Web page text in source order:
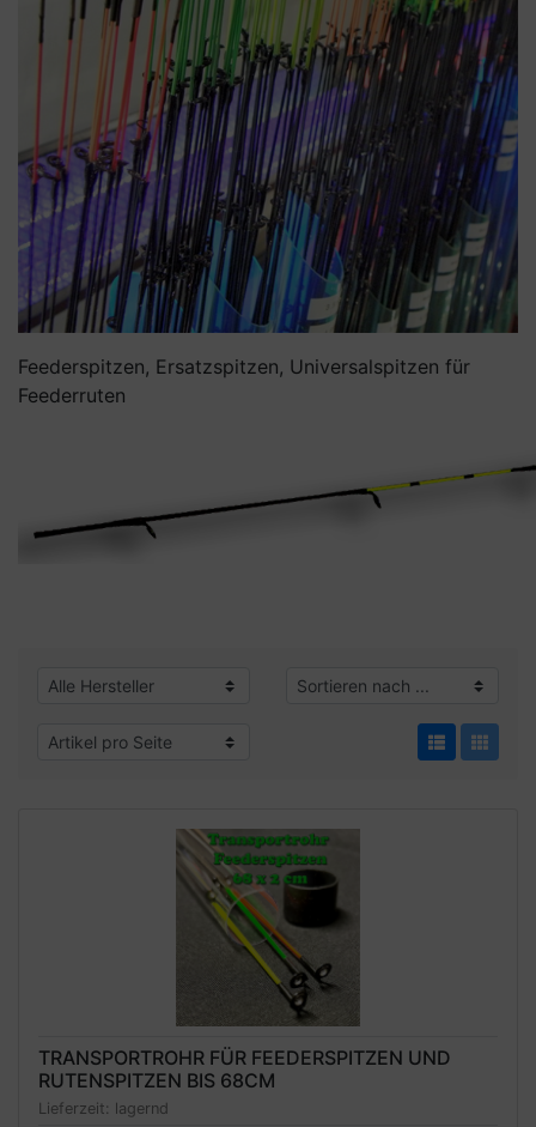
Feederspitzen, Ersatzspitzen, Universalspitzen für
Feederruten
TRANSPORTROHR FÜR FEEDERSPITZEN UND
RUTENSPITZEN BIS 68CM
Lieferzeit: lagernd